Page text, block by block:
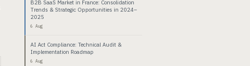
B2B SaaS Market in France: Consolidation
Trends & Strategic Opportunities in 2024–
2025
6 Aug
AI Act Compliance: Technical Audit &
Implementation Roadmap
6 Aug